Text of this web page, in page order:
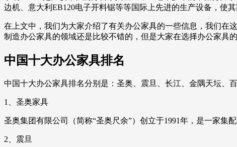
边机、意大利EB120电子开料锯等等国际上先进的生产设备，使
在上文中，我们为大家介绍了有关办公家具的一些信息，我们在
制造办公家具的领域还是比较不错的，但是大家在选择办公家具
中国十大办公家具排名
中国十大办公家具排名分别是：圣奥、震旦、长江、金隅天坛、
1、圣奥家具
圣奥集团有限公司（简称“圣奥尺余”）创立于1991年，是一家集
2、震旦